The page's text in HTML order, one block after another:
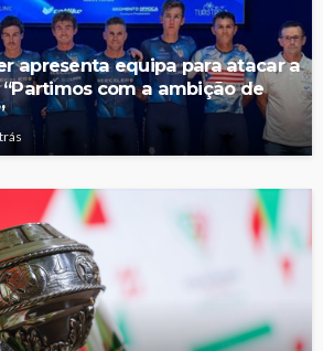
apresenta equipa para atacar a
com a ambição de